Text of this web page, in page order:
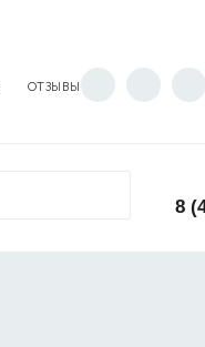
ОТЗЫВЫ
8